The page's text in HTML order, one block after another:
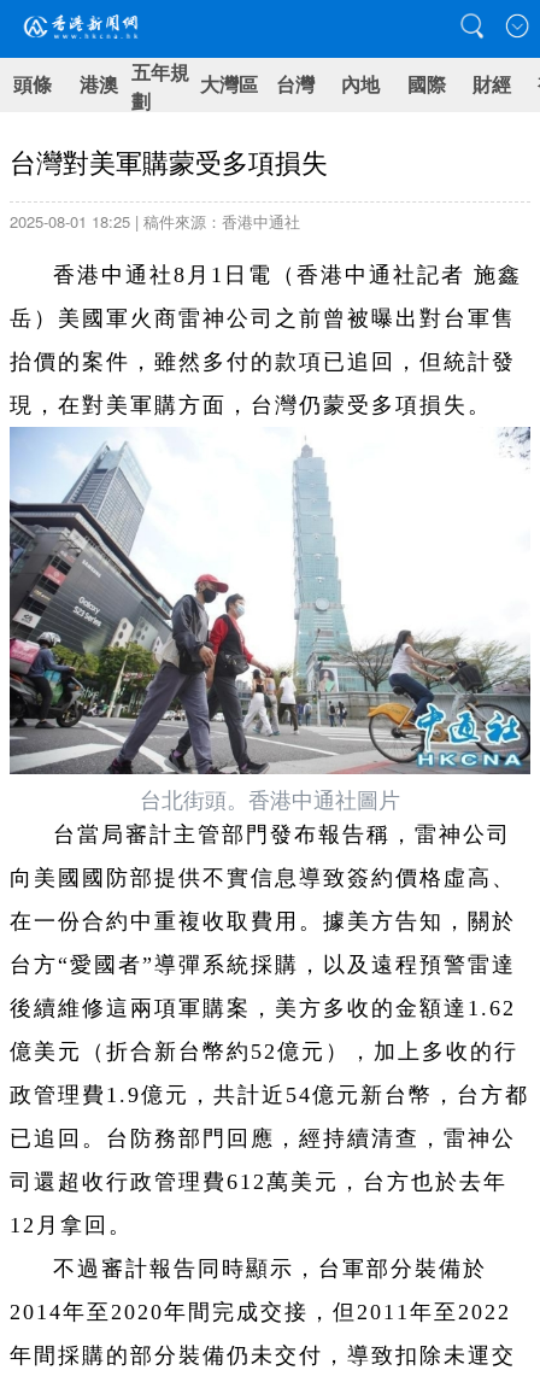
頭條 港澳 五年規
劃
大灣區 台灣 內地 國際 財經
台灣對美軍購蒙受多項損失
2025-08-01 18:25 | 稿件來源：香港中通社
香港中通社8月1日電（ 香港中通社記者 施鑫
岳 ） 美國軍火商雷神公司之前曾被曝出對台軍售
抬價的案件，雖然多付的款項已追回，但統計發
現，在對美軍購方面，台灣仍蒙受多項損失。
台北街頭。香港中通社圖片
台當局審計主管部門發布報告稱，雷神公司
向美國國防部提供不實信息導致簽約價格虛高、
在一份合約中重複收取費用。據美方告知，關於
台方“愛國者”導彈系統採購，以及遠程預警雷達
後續維修這兩項軍購案，美方多收的金額達1.62
億美元（折合新台幣約52億元），加上多收的行
政管理費1.9億元，共計近54億元新台幣，台方都
已追回。台防務部門回應，經持續清查，雷神公
司還超收行政管理費612萬美元，台方也於去年
12月拿回。
不過審計報告同時顯示，台軍部分裝備於
2014年至2020年間完成交接，但2011年至2022
年間採購的部分裝備仍未交付，導致扣除未運交